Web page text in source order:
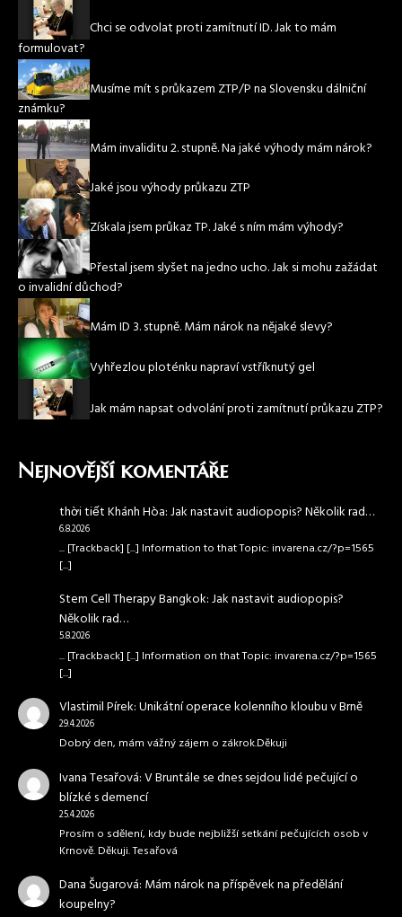
Chci se odvolat proti zamítnutí ID. Jak to mám
formulovat?
Musíme mít s průkazem ZTP/P na Slovensku dálniční
známku?
Mám invaliditu 2. stupně. Na jaké výhody mám nárok?
Jaké jsou výhody průkazu ZTP
Získala jsem průkaz TP. Jaké s ním mám výhody?
Přestal jsem slyšet na jedno ucho. Jak si mohu zažádat
o invalidní důchod?
Mám ID 3. stupně. Mám nárok na nějaké slevy?
Vyhřezlou ploténku napraví vstříknutý gel
Jak mám napsat odvolání proti zamítnutí průkazu ZTP?
Nejnovější komentáře
thời tiết Khánh Hòa:Jak nastavit audiopopis? Několik rad…
6.8.2026
... [Trackback] [...] Information to that Topic: invarena.cz/?p=1565
[...]
Stem Cell Therapy Bangkok:Jak nastavit audiopopis?
Několik rad…
5.8.2026
... [Trackback] [...] Information on that Topic: invarena.cz/?p=1565
[...]
Vlastimil Pírek:Unikátní operace kolenního kloubu v Brně
29.4.2026
Dobrý den, mám vážný zájem o zákrok.Děkuji
Ivana Tesařová:V Bruntále se dnes sejdou lidé pečující o
blízké s demencí
25.4.2026
Prosím o sdělení, kdy bude nejbližší setkání pečujících osob v
Krnově. Děkuji. Tesařová
Dana Šugarová: Mám nárok na příspěvek na předělání
koupelny?